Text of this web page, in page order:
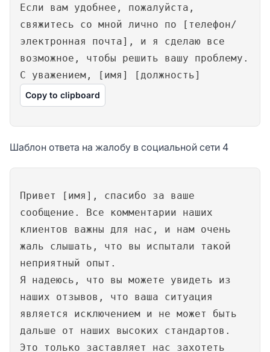
Если вам удобнее, пожалуйста,
свяжитесь со мной лично по [телефон/
электронная почта], и я сделаю все
возможное, чтобы решить вашу проблему.
С уважением, [имя] [должность]
Copy to clipboard
Шаблон ответа на жалобу в социальной сети 4
Привет [имя], спасибо за ваше
сообщение. Все комментарии наших
клиентов важны для нас, и нам очень
жаль слышать, что вы испытали такой
неприятный опыт.
Я надеюсь, что вы можете увидеть из
наших отзывов, что ваша ситуация
является исключением и не может быть
дальше от наших высоких стандартов.
Это только заставляет нас захотеть